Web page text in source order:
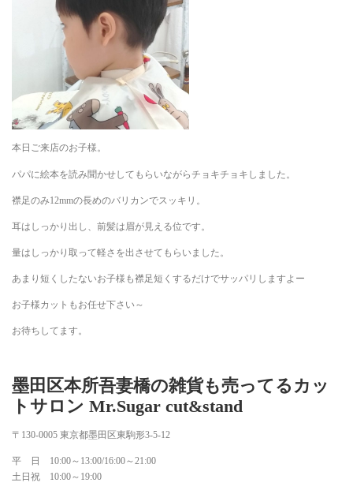
本日ご来店のお子様。
パパに絵本を読み聞かせしてもらいながらチョキチョキしました。
襟足のみ12mmの長めのバリカンでスッキリ。
耳はしっかり出し、前髪は眉が見える位です。
量はしっかり取って軽さを出させてもらいました。
あまり短くしたないお子様も襟足短くするだけでサッパリしますよー
お子様カットもお任せ下さい～
お待ちしてます。
墨田区本所吾妻橋の雑貨も売ってるカッ
トサロン Mr.Sugar cut&stand
〒130-0005 東京都墨田区東駒形3-5-12
平 日 10:00～13:00/16:00～21:00
土日祝 10:00～19:00